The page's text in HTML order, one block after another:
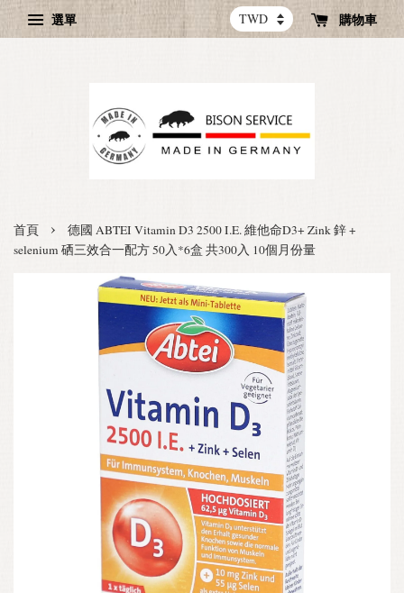
選單 購物車
首頁 ›
德國 ABTEI Vitamin D3 2500 I.E. 維他命D3+ Zink 鋅 +
selenium 硒三效合一配方 50入*6盒 共300入 10個月份量